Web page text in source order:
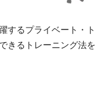
するプライベート・ト
きるトレーニング法を